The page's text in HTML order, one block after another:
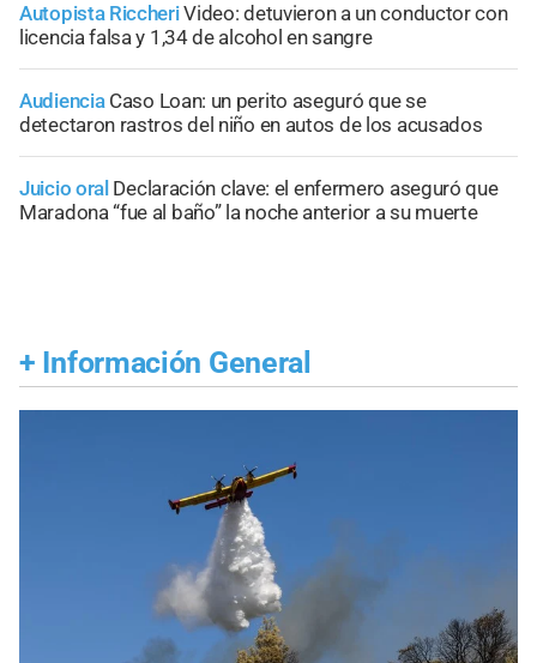
Autopista RiccheriVideo: detuvieron a un conductor con
licencia falsa y 1,34 de alcohol en sangre
Audiencia Caso Loan: un perito aseguró que se
detectaron rastros del niño en autos de los acusados
Juicio oral Declaración clave: el enfermero aseguró que
Maradona “fue al baño” la noche anterior a su muerte
+ Información General